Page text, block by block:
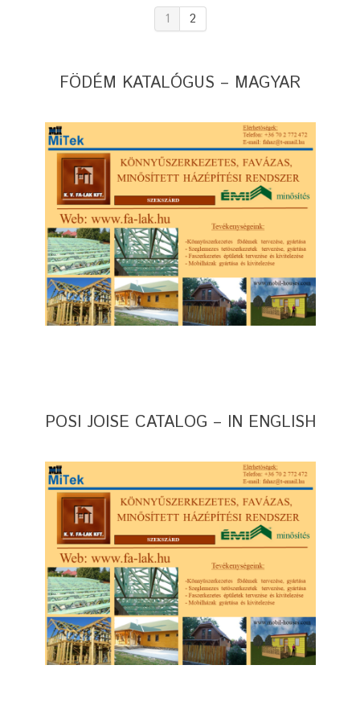
1 2
FÖDÉM KATALÓGUS – MAGYAR
POSI JOISE CATALOG – IN ENGLISH